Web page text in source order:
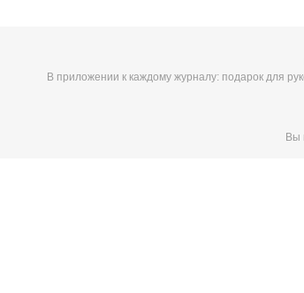
В приложении к каждому журналу: подарок для
Вы